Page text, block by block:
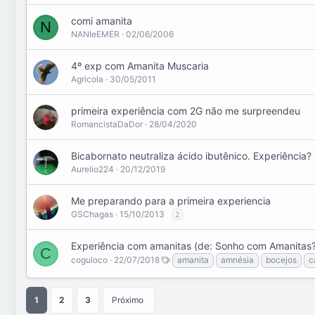
N comi amanita
NANIeEMER 02/06/2006
4º exp com Amanita Muscaria
Agricola 30/05/2011
primeira experiência com 2G não me surpreendeu
RomancistaDaDor 28/04/2020
Bicabornato neutraliza ácido ibutênico. Experiência?
Aurelio224 20/12/2019
Me preparando para a primeira experiencia
GSChagas 15/10/2013 2
C Experiência com amanitas (de: Sonho com
coguloco 22/07/2018 amanita amnésia bocejos
1 2 3 Próximo